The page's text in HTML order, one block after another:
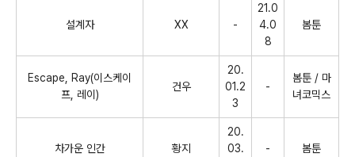
설계자 XX -
21.0
4.0
8
봄툰
Escape, Ray(이스케이
프
레이 )
건우
20.
01.2
3
-
봄툰 / 마
녀코믹스
차가운 인간 황지
20.
03.
- 봄툰